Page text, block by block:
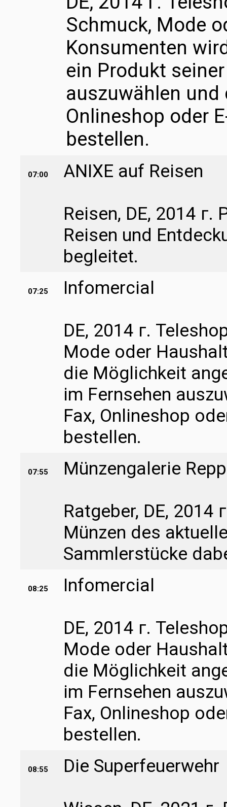
Schmuck, Mode
Konsumenten
ein Produkt
auszuwählen und
Onlineshop oder
bestellen.
07:00
ANIXE auf Reisen
Reisen, DE, 2014
Reisen und
begleitet.
07:25
Infomercial
DE, 2014 г.
Mode oder
die Möglichkeit
im Fernsehen
Fax, Onlineshop
bestellen.
07:55
Münzengalerie
Ratgeber, DE, 2014
Münzen des
Sammlerstücke
08:25
Infomercial
DE, 2014 г.
Mode oder
die Möglichkeit
im Fernsehen
Fax, Onlineshop
bestellen.
08:55
Die Superfeuerwehr